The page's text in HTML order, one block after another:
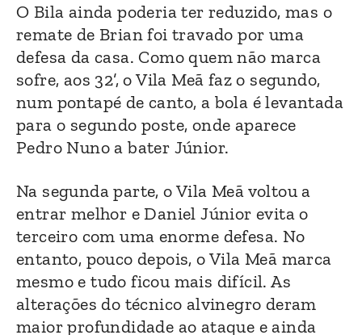
O Bila ainda poderia ter reduzido, mas o
remate de Brian foi travado por uma
defesa da casa. Como quem não marca
sofre, aos 32’, o Vila Meã faz o segundo,
num pontapé de canto, a bola é levantada
para o segundo poste, onde aparece
Pedro Nuno a bater Júnior.
Na segunda parte, o Vila Meã voltou a
entrar melhor e Daniel Júnior evita o
terceiro com uma enorme defesa. No
entanto, pouco depois, o Vila Meã marca
mesmo e tudo ficou mais difícil. As
alterações do técnico alvinegro deram
maior profundidade ao ataque e ainda